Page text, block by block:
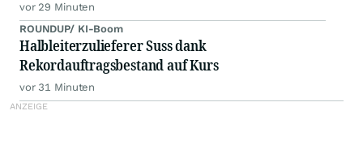
vor 29 Minuten
ROUNDUP/ KI-Boom
Halbleiterzulieferer Suss dank
Rekordauftragsbestand auf Kurs
vor 31 Minuten